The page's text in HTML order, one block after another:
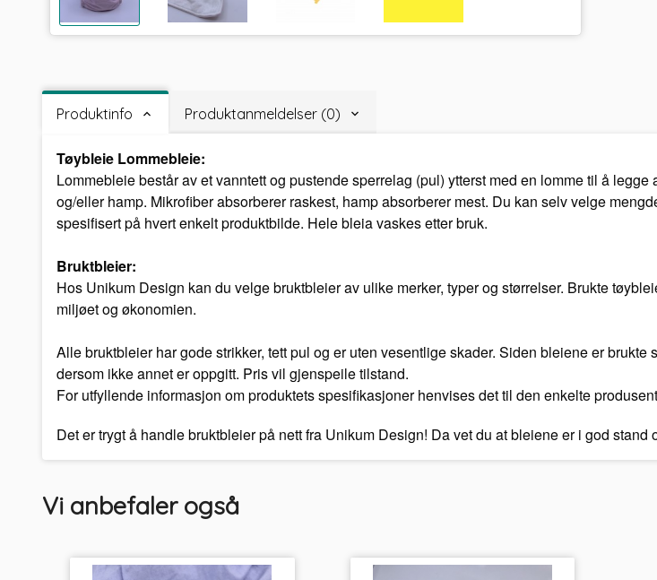
Produktinfo Produktanmeldelser (0)
Tøybleie Lommebleie:
Lommebleie består av et vanntett og pustende sperrelag (pul) ytterst med en lomme til å
og/eller hamp. Mikrofiber absorberer raskest, hamp absorberer mest. Du kan selv velge
spesifisert på hvert enkelt produktbilde. Hele bleia vaskes etter bruk.
Bruktbleier:
Hos Unikum Design kan du velge bruktbleier av ulike merker, typer og størrelser. Brukte
miljøet og økonomien.
Alle bruktbleier har gode strikker, tett pul og er uten vesentlige skader. Siden bleiene er
dersom ikke annet er oppgitt. Pris vil gjenspeile tilstand.
For utfyllende informasjon om produktets spesifikasjoner henvises det til den enkelte
Det er trygt å handle bruktbleier på nett fra Unikum Design! Da vet du at bleiene er i god
Vi anbefaler også